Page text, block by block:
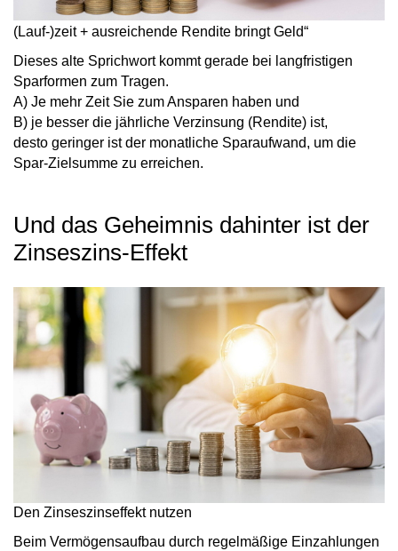
(Lauf-)zeit + ausreichende Rendite bringt Geld“
Dieses alte Sprichwort kommt gerade bei langfristigen
Sparformen zum Tragen.
A) Je mehr Zeit Sie zum Ansparen haben und
B) je besser die jährliche Verzinsung (Rendite) ist,
desto geringer ist der monatliche Sparaufwand, um die
Spar-Zielsumme zu erreichen.
Und das Geheimnis dahinter ist der
Zinseszins-Effekt
Den Zinseszinseffekt nutzen
Beim Vermögensaufbau durch regelmäßige Einzahlungen